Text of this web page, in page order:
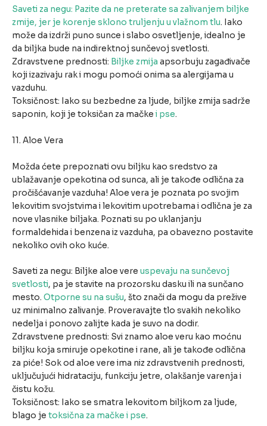
Saveti za negu: Pazite da ne preterate sa zalivanjem biljke
zmije, jer je korenje sklono truljenju u vlažnom tlu. Iako
može da izdrži puno sunce i slabo osvetljenje, idealno je
da biljka bude na indirektnoj sunčevoj svetlosti.
Zdravstvene prednosti: Biljke zmija apsorbuju zagađivače
koji izazivaju rak i mogu pomoći onima sa alergijama u
vazduhu.
Toksičnost: Iako su bezbedne za ljude, biljke zmija sadrže
saponin, koji je toksičan za mačke i pse.
11. Aloe Vera
Možda ćete prepoznati ovu biljku kao sredstvo za
ublažavanje opekotina od sunca, ali je takođe odlična za
pročišćavanje vazduha! Aloe vera je poznata po svojim
lekovitim svojstvima i lekovitim upotrebama i odlična je za
nove vlasnike biljaka. Poznati su po uklanjanju
formaldehida i benzena iz vazduha, pa obavezno postavite
nekoliko ovih oko kuće.
Saveti za negu: Biljke aloe vere uspevaju na sunčevoj
svetlosti, pa je stavite na prozorsku dasku ili na sunčano
mesto. Otporne su na sušu, što znači da mogu da prežive
uz minimalno zalivanje. Proveravajte tlo svakih nekoliko
nedelja i ponovo zalijte kada je suvo na dodir.
Zdravstvene prednosti: Svi znamo aloe veru kao moćnu
biljku koja smiruje opekotine i rane, ali je takođe odlična
za piće! Sok od aloe vere ima niz zdravstvenih prednosti,
uključujući hidrataciju, funkciju jetre, olakšanje varenja i
čistu kožu.
Toksičnost: Iako se smatra lekovitom biljkom za ljude,
blago je toksična za mačke i pse.